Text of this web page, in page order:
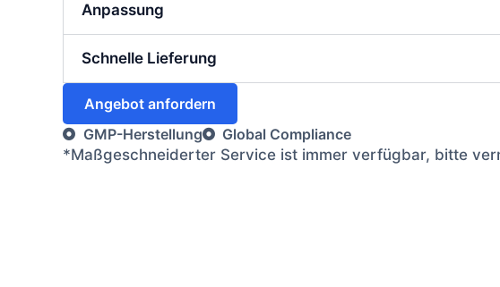
Anpassung
Schnelle Lieferung
Angebot anfordern
GMP-Herstellung
Global Compliance
*Maßgeschneiderter Service ist immer verfügbar, bitte